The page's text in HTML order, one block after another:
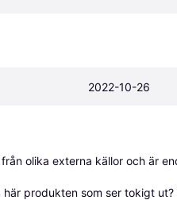
2022-10-26
olika externa källor och är
produkten som ser tokigt